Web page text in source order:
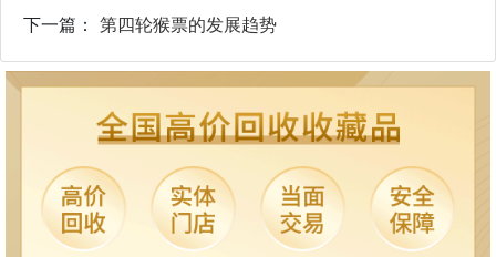
下一篇： 第四轮猴票的发展趋势